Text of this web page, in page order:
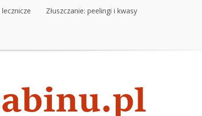
Serum i składniki aktywne Skóra trądzikowa i problemy
lecznicze Złuszczanie: peelingi i kwasy